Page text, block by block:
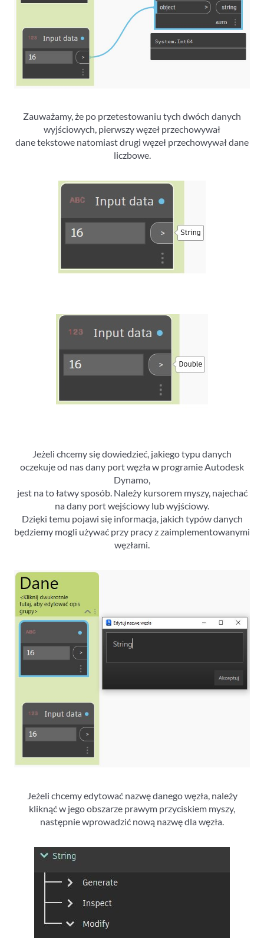
Zauważamy, że po przetestowaniu tych dwóch danych
wyjściowych, pierwszy węzeł przechowywał
dane tekstowe natomiast drugi węzeł przechowywał dane
liczbowe.
Jeżeli chcemy się dowiedzieć, jakiego typu danych
oczekuje od nas dany port węzła w programie Autodesk
Dynamo,
jest na to łatwy sposób. Należy kursorem myszy, najechać
na dany port wejściowy lub wyjściowy.
Dzięki temu pojawi się informacja, jakich typów danych
będziemy mogli używać przy pracy z zaimplementowanymi
węzłami.
Jeżeli chcemy edytować nazwę danego węzła, należy
kliknąć w jego obszarze prawym przyciskiem myszy,
następnie wprowadzić nową nazwę dla węzła.